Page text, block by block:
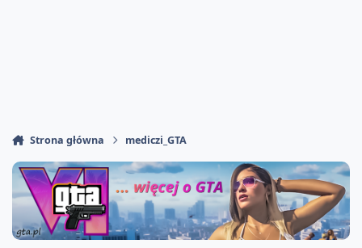
Strona główna mediczi_GTA